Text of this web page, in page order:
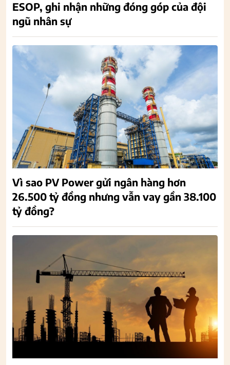
ESOP, ghi nhận những đóng góp của đội
ngũ nhân sự
Vì sao PV Power gửi ngân hàng hơn
26.500 tỷ đồng nhưng vẫn vay gần 38.100
tỷ đồng?